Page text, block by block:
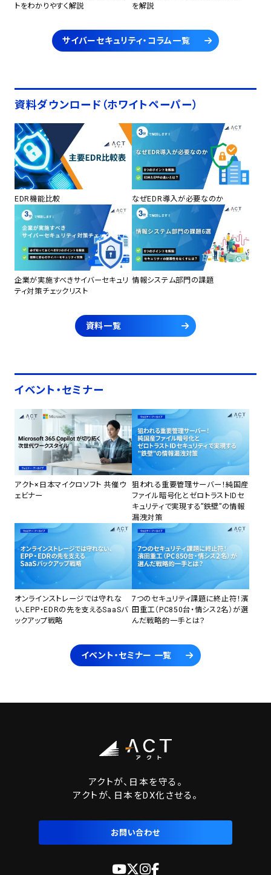
トをわかりやすく解説
を解説
サイバーセキュリティ・コラム一覧
資料ダウンロード（ホワイトペーパー）
EDR機能比較 なぜEDR導入が必要なのか
企業が実施すべきサイバーセキュリ
ティ対策チェックリスト
情報システム部門の課題
資料一覧
イベント・セミナー
アクト×日本マイクロソフト 共催ウ
ェビナー
狙われる重要管理サーバー！純国産
ファイル暗号化とゼロトラストIDセ
キュリティで実現する”鉄壁”の情報
漏洩対策
オンラインストレージでは守れな
い、EPP・EDRの先を支えるSaaSバ
ックアップ戦略
7つのセキュリティ課題に終止符！濱
田重工（PC850台・情シス2名）が選
んだ戦略的一手とは？
イベント・セミナー 一覧
アクトが、日本を守る。
アクトが、日本をDX化させる。
お問い合わせ